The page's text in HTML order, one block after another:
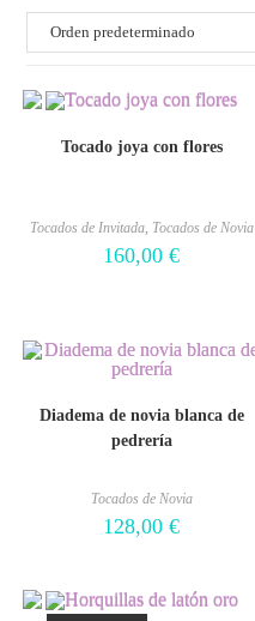
Tocado joya con flores
Tocados de Invitada, Tocados de Novia
160,00€
Diadema de novia blanca de
pedrería
Tocados de Novia
128,00€